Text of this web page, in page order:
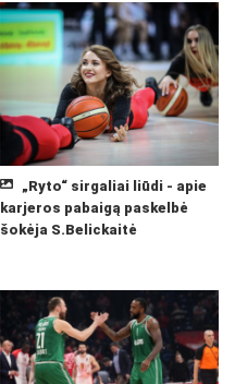
„Ryto“ sirgaliai liūdi - apie
karjeros pabaigą paskelbė
šokėja S.Belickaitė